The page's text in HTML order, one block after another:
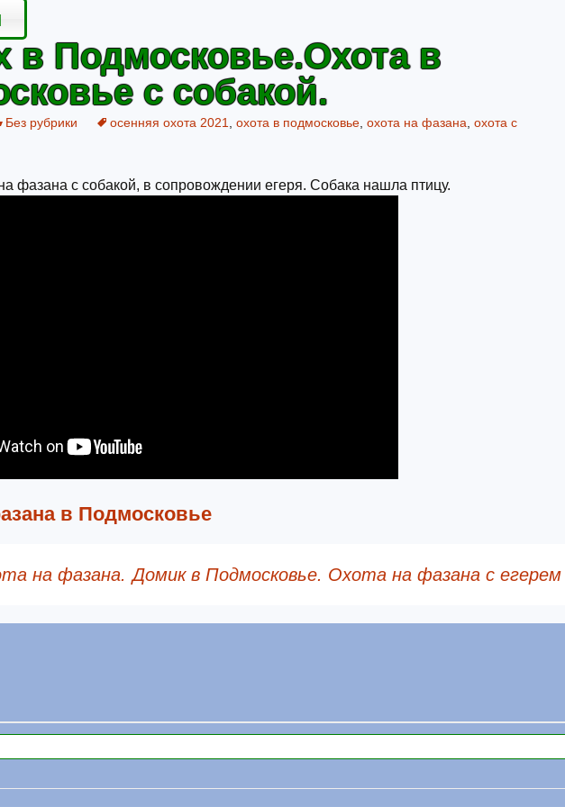
в Подмосковье.Охота в
с собакой.
Без рубрики осенняя охота 2021 охота в подмосковье охота на фазана охота с
фазана с собакой, в сопровождении егеря. Собака нашла птицу.
в Подмосковье
на фазана. Домик в Подмосковье. Охота на фазана с егерем